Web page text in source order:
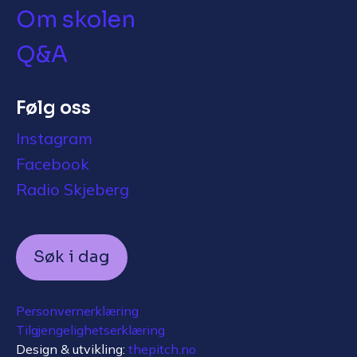
Om skolen
Q&A
Følg oss
Instagram
Facebook
Radio Skjeberg
Søk i dag
Personvernerklæring
Tilgjengelighetserklæring
Design & utvikling: thepitch.no